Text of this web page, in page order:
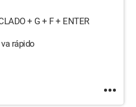
+ G + F + ENTER
rápido